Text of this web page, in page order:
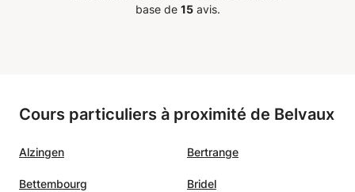
base de 15avis.
Cours particuliers à proximité de Belvaux
Alzingen Bertrange
Bettembourg Bridel